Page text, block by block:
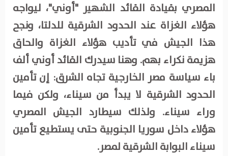
المصري بقيادة القائد الشهير "أوني"، ليواجه
هؤلاء الغزاة عند الحدود الشرقية للدلتا، ونجح
هذا الجيش في تأديب هؤلاء الغزاة والحاق
هزيمة نكراء بهم. وهنا سيدرك القائد أوني ألف
باء سياسة مصر الخارجية تجاه الشرق: إن تأمين
الحدود الشرقية لا يبدأ من سيناء، ولكن فيما
وراء سيناء. ولذلك سيطارد الجيش المصري
هؤلاء داخل سوريا الجنوبية حتى يستطيع تأمين
سيناء البوابة الشرقية لمصر.